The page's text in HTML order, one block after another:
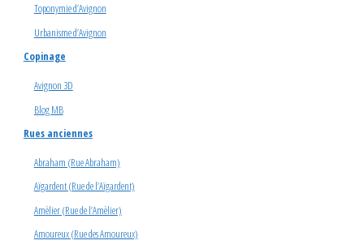
Toponymie d’Avignon
Urbanisme d’Avignon
Copinage
Avignon 3D
Blog MB
Rues anciennes
Abraham (Rue Abraham)
Aïgardent (Rue de l’Aïgardent)
Amèlier (Rue de l’Amèlier)
Amoureux (Rue des Amoureux)